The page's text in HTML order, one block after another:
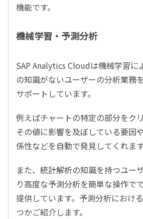
機能です。
機械学習・予測分析
SAP Analytics Cloudは機械学習に
の知識がないユーザーの分析業務
サポートしています。
例えばチャートの特定の部分をク
その値に影響を及ぼしている要因
係性などを自動で発見してくれます
また、統計解析の知識を持つユー
り高度な予測分析を簡単な操作で
提供しています。予測分析におけ
つかご紹介します。